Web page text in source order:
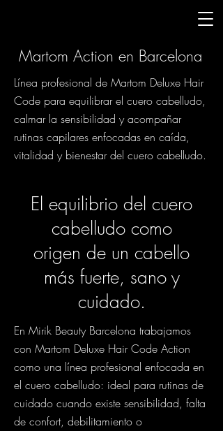
Martom Action en Barcelona
Línea profesional de Martom Deluxe Hair
Code para equilibrar el cuero cabelludo,
calmar la sensibilidad y acompañar
rutinas capilares enfocadas en caída,
vitalidad y bienestar del cuero cabelludo.
El equilibrio del cuero
cabelludo como
origen de un cabello
más fuerte, sano y
cuidado.
En Mirik Beauty Barcelona trabajamos
con Martom Deluxe Hair Code Action
como una línea profesional enfocada en
el cuero cabelludo: ideal para rutinas de
cuidado cuando existe sensibilidad, falta
de confort, debilitamiento o